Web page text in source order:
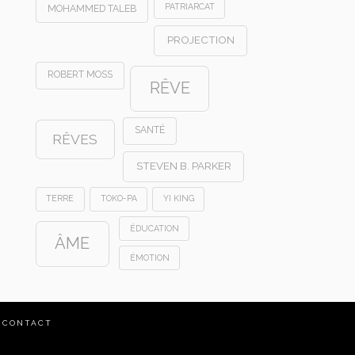
MOHAMMED TALEB PATRIARCAT
PROJECTION
ROBERT MOSS
RÊVE
RÊVES
SANTÉ
STEVEN B. PARKER
TERRE TOKO-PA YI KING
ÂME
ÉDUCATION
ÉMOTION
CONTACT